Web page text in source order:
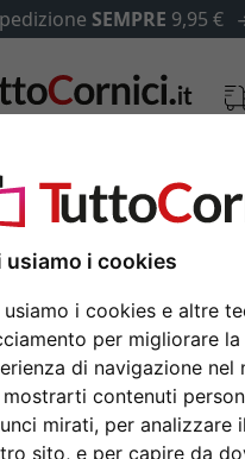
usiamo i cookies
usiamo i cookies e altre
per migliorare la
di navigazione nel
mostrarti contenuti
mirati, per analizzare
sito, e per capire da
SEMPRE 9,95 €